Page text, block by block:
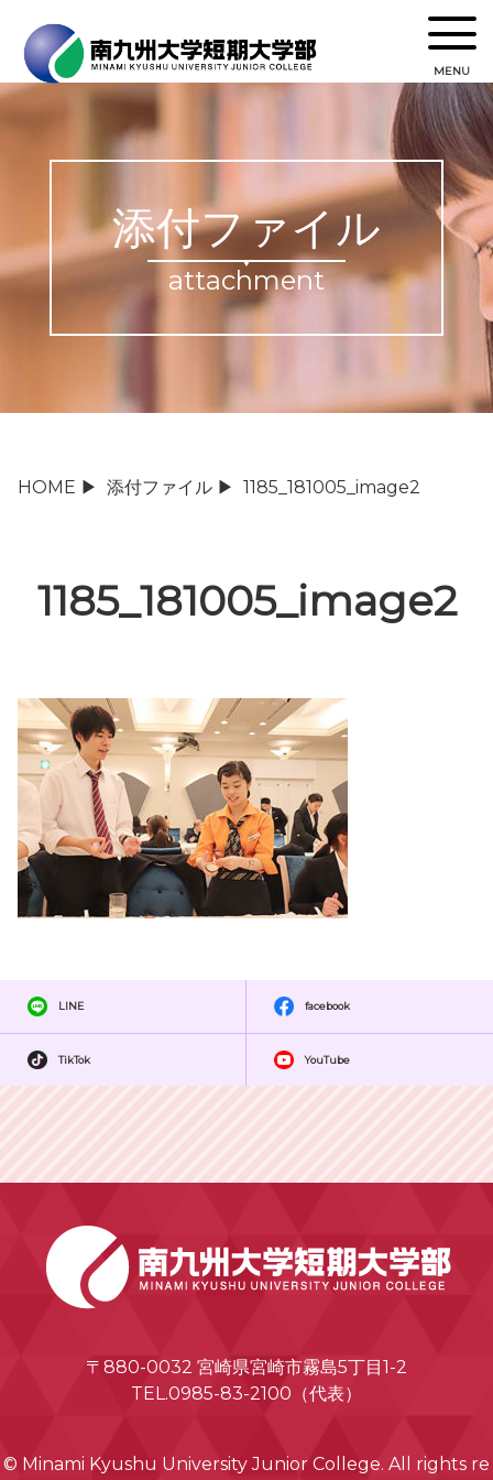
MENU
添付ファイル
attachment
HOME ▶ 添付ファイル ▶ 1185_181005_image2
1185_181005_image2
LINE facebook
TikTok YouTube
〒880-0032 宮崎県宮崎市霧島5丁目1-2
TEL.0985-83-2100（代表）
© Minami Kyushu University Junior College. All rights re